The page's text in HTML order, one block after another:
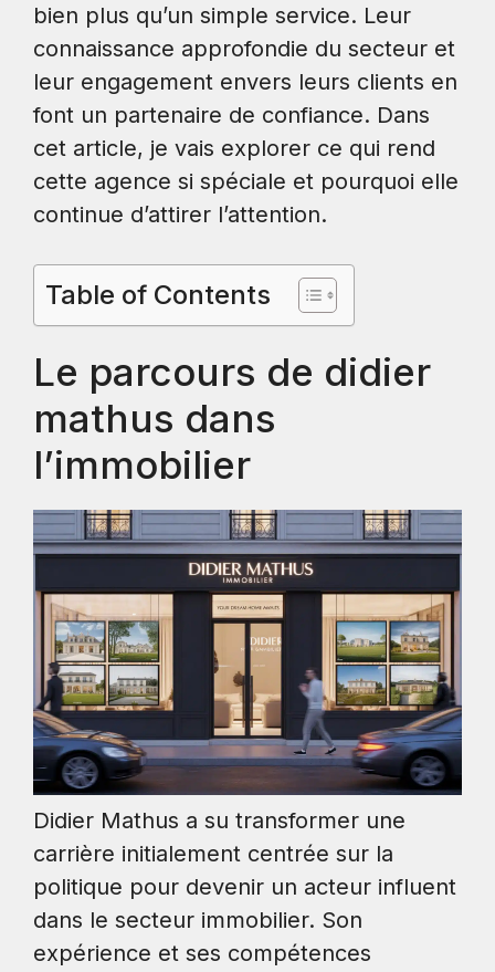
bien plus qu’un simple service. Leur
connaissance approfondie du secteur et
leur engagement envers leurs clients en
font un partenaire de confiance. Dans
cet article, je vais explorer ce qui rend
cette agence si spéciale et pourquoi elle
continue d’attirer l’attention.
Table of Contents
Le parcours de didier
mathus dans
l’immobilier
Didier Mathus a su transformer une
carrière initialement centrée sur la
politique pour devenir un acteur influent
dans le secteur immobilier. Son
expérience et ses compétences